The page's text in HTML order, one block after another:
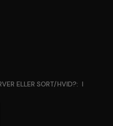
ELLER SORT/HVID?: I